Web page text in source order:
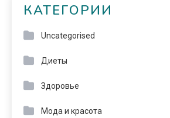
КАТЕГОРИИ
Uncategorised
Диеты
Здоровье
Мода и красота